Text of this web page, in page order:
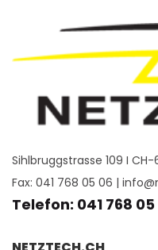
Sihlbruggstrasse 109 I
Fax: 041 768 05 06 |
Telefon: 041 768